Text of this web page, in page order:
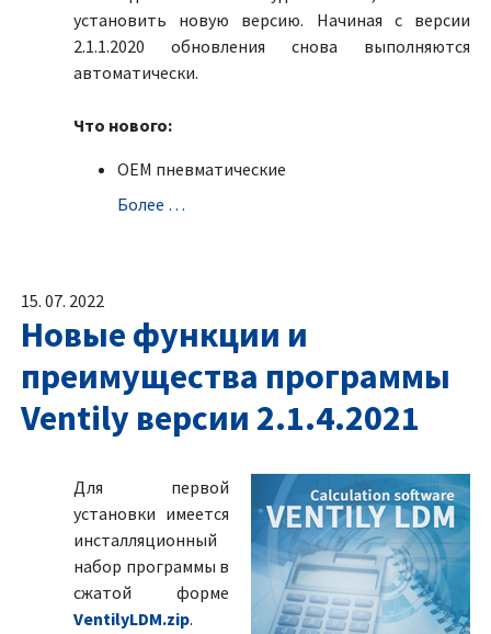
установить новую версию. Начиная с версии
2.1.1.2020 обновления снова выполняются
автоматически.
Что нового:
OEM пневматические
Болeе …
15. 07. 2022
Новые функции и
преимущества программы
Ventily версии 2.1.4.2021
Для первой
установки имеется
инсталляционный
набор программы в
сжатой форме
VentilyLDM.zip.